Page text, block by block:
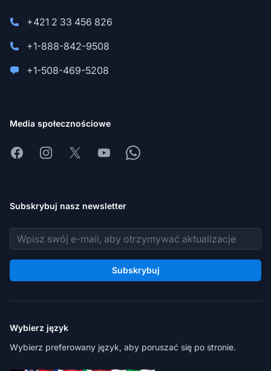
+421 2 33 456 826
+1-888-842-9508
+1-508-469-5208
Media społecznościowe
FacebookInstagram
X YoutubeWhatsapp
Subskrybuj nasz newsletter
Adres e-mail
Subskrybuj
Wybierz język
Wybierz preferowany język, aby poruszać się po stronie.